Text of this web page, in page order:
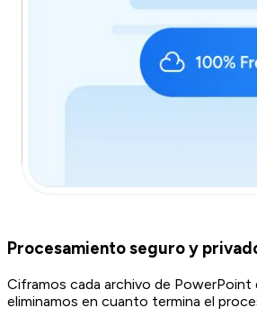
Procesamiento seguro y
Ciframos cada archivo de PowerPoint
eliminamos en cuanto termina el